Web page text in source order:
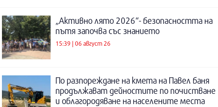
„Активно лято 2026“- безопасността на
пътя започва със знанието
15:39 | 06 август 26
По разпореждане на кмета на Павел баня
продължават дейностите по почистване
и облагородяване на населените места